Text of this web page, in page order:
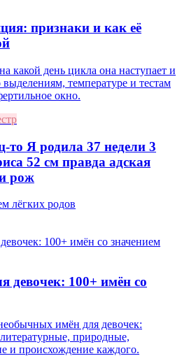
признаки и как её
какой день цикла она наступает и
выделениям, температуре и тестам
окно.
то Я родила 37 недели 3
52 см правда адская
рож
лёгких родов
девочек: 100+ имён со
имён для девочек:
природные,
и происхождение каждого.